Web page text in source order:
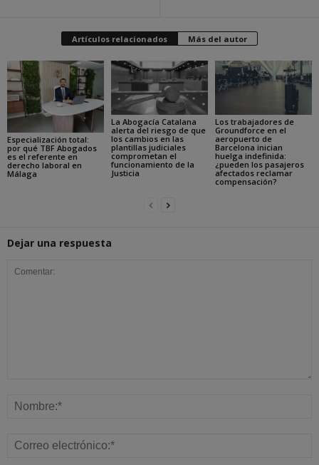
Artículos relacionados Más del autor
Especialización total:
por qué TBF Abogados
es el referente en
derecho laboral en
Málaga
La Abogacía Catalana
alerta del riesgo de que
los cambios en las
plantillas judiciales
comprometan el
funcionamiento de la
Justicia
Los trabajadores de
Groundforce en el
aeropuerto de
Barcelona inician
huelga indefinida:
¿pueden los pasajeros
afectados reclamar
compensación?
Dejar una respuesta